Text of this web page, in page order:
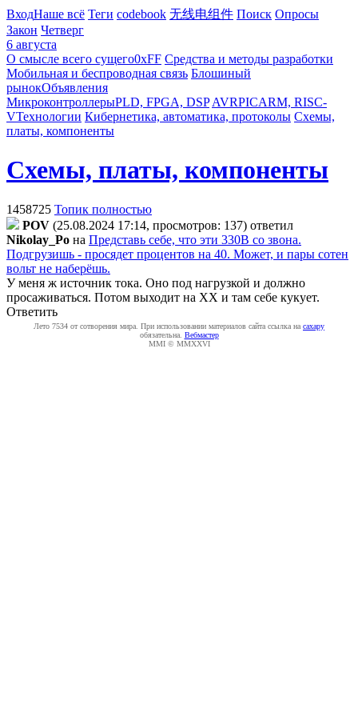
ВходНаше всё Теги codebook 无线电组件 Поиск Опросы
Закон Четверг
6 августа
О смысле всего сущего0xFF Средства и методы разработки
Мобильная и беспроводная связь Блошиный
рынокОбъявления
МикроконтроллерыPLD, FPGA, DSP AVRPICARM, RISC-
VТехнологии Кибернетика, автоматика, протоколы Схемы,
платы, компоненты
Схемы, платы, компоненты
1458725 Топик полностью
POV (25.08.2024 17:14, просмотров: 137) ответил
Nikolay_Po на Представь себе, что эти 330В со звона.
Подгрузишь - просядет процентов на 40. Может, и пары сотен
вольт не наберёшь.
У меня ж источник тока. Оно под нагрузкой и должно
просаживаться. Потом выходит на ХХ и там себе кукует.
Ответить
Лето 7534 от сотворения мира. При использовании материалов сайта ссылка на caxapу
обязательна. Вебмастер
MMI © MMXXVI